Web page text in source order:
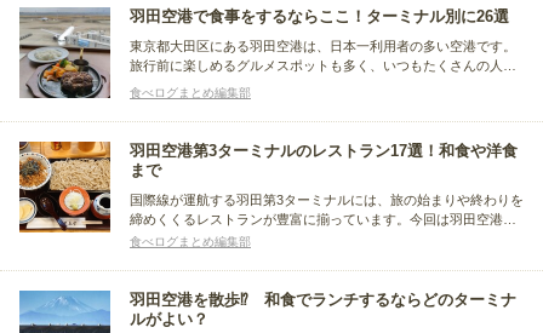
羽田空港で食事をするならここ！ターミナル別に26選
東京都大田区にある羽田空港は、日本一利用者の多い空港です。
旅行前に楽しめるグルメスポットも多く、いつもたくさんの人で
賑わっています。今回は飛行機に乗る前に立ち寄りたい、おすす
めの食事処をご紹介！国内線、国際線などターミナルに分けてま
とめました。
食べログまとめ編集部
羽田空港第3ターミナルのレストラン17選！和食や洋食
まで
国際線が運航する羽田第3ターミナルには、旅の始まりや終わりを
締めくくるレストランが豊富に揃っています。今回は羽田空港第3
ターミナル内でおすすめのレストランをまとめました。うどんや
食べログまとめ編集部
羽田空港を散歩⁉ 和食でランチするならどのターミナ
ルがよい？